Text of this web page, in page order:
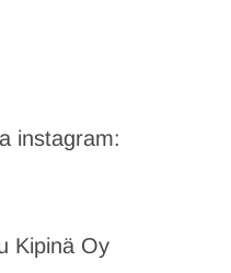
instagram:
Kipinä Oy